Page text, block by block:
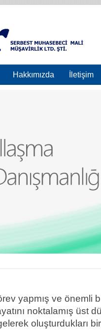
Hakkımızda İletişim
yapmış ve önemli
noktalamış üst
oluşturdukları